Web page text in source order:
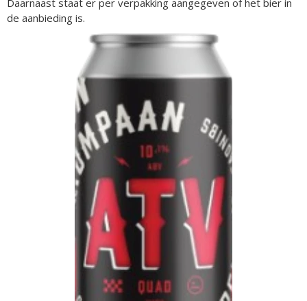
Daarnaast staat er per verpakking aangegeven of het bier in
de aanbieding is.